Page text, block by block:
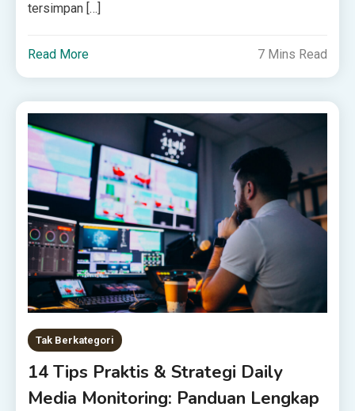
tersimpan […]
Read More 7 Mins Read
Tak Berkategori
14 Tips Praktis & Strategi Daily
Media Monitoring: Panduan Lengkap